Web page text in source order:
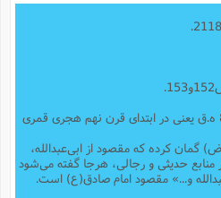
ابن خلدون در سال 808 ه.ق یعنی در ابتدای قرن نهم هجری قمری
گمان کرده که مقصود از ابی‌عبدالله،
حدیثی و رجالی، هرجا گفته می‌شود
و...» مقصود امام صادق(ع) است.